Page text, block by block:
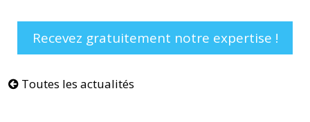
Recevez gratuitement notre expertise !
Toutes les actualités